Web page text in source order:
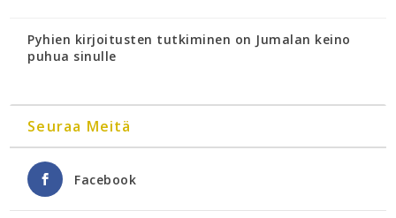
Pyhien kirjoitusten tutkiminen on Jumalan keino
puhua sinulle
Seuraa Meitä
Facebook